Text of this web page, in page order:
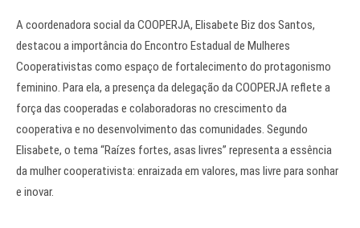
A coordenadora social da COOPERJA, Elisabete Biz dos Santos,
destacou a importância do Encontro Estadual de Mulheres
Cooperativistas como espaço de fortalecimento do protagonismo
feminino. Para ela, a presença da delegação da COOPERJA reflete a
força das cooperadas e colaboradoras no crescimento da
cooperativa e no desenvolvimento das comunidades. Segundo
Elisabete, o tema “Raízes fortes, asas livres” representa a essência
da mulher cooperativista: enraizada em valores, mas livre para sonhar
e inovar.